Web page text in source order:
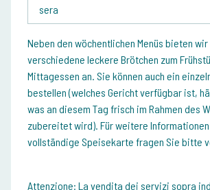
sera
Neben den wöchentlichen Menüs bieten wir
verschiedene leckere Brötchen zum
Mittagessen an. Sie können auch ein
bestellen (welches Gericht verfügbar ist,
was an diesem Tag frisch im Rahmen des
zubereitet wird). Für weitere
vollständige Speisekarte fragen Sie bitte
Attenzione: La vendita dei servizi sopra